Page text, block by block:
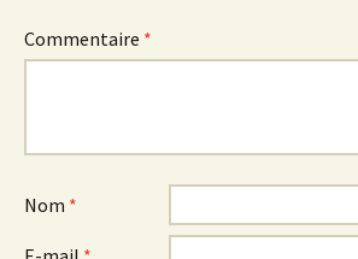
Commentaire *
Nom *